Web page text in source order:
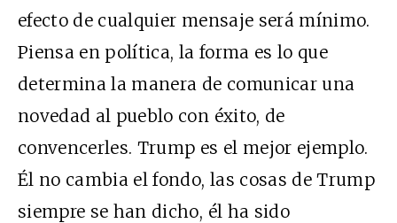
efecto de cualquier mensaje será mínimo.
Piensa en política, la forma es lo que
determina la manera de comunicar una
novedad al pueblo con éxito, de
convencerles. Trump es el mejor ejemplo.
Él no cambia el fondo, las cosas de Trump
siempre se han dicho, él ha sido